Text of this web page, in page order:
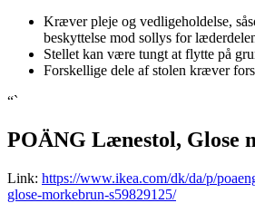
Kræver pleje og vedligeholdelse,
beskyttelse mod sollys for
Stellet kan være tungt at flytte på
Forskellige dele af stolen kræver
“`
POÄNG Lænestol, Glose
Link: https://www.ikea.com/dk/da/p/
glose-morkebrun-s59829125/